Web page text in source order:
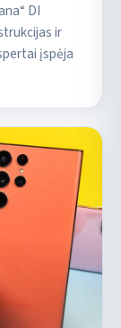
DI
ir
įspėja